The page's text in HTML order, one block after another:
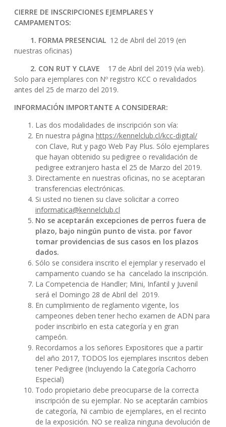
CIERRE DE INSCRIPCIONES EJEMPLARES Y
CAMPAMENTOS:
1. FORMA PRESENCIAL 12 de Abril del 2019 (en
nuestras oficinas)
2. CON RUT Y CLAVE
17 de Abril del 2019 (vía web).
Solo para ejemplares con Nº registro KCC o revalidados
antes del 25 de marzo del 2019.
INFORMACIÓN IMPORTANTE A CONSIDERAR:
Las dos modalidades de inscripción son vía:
En nuestra página https://kennelclub.cl/kcc-digital/
con Clave, Rut y pago Web Pay Plus. Sólo ejemplares
que hayan obtenido su pedigree o revalidación de
pedigree extranjero hasta el 25 de Marzo del 2019.
Directamente en nuestras oficinas, no se aceptaran
transferencias electrónicas.
Si usted no tienen su clave solicitar a correo
informatica@kennelclub.cl
No se aceptarán excepciones de perros fuera de
plazo, bajo ningún punto de vista. por favor
tomar providencias de sus casos en los plazos
dados.
Sólo se considera inscrito el ejemplar y reservado el
campamento cuando se ha cancelado la inscripción.
La Competencia de Handler; Mini, Infantil y Juvenil
será el Domingo 28 de Abril del 2019.
En cumplimiento de reglamento vigente, los
campeones deben tener hecho examen de ADN para
poder inscribirlo en esta categoría y en gran
campeón.
Recordamos a los señores Expositores que a partir
del año 2017, TODOS los ejemplares inscritos deben
tener Pedigree (Incluyendo la Categoría Cachorro
Especial)
Todo propietario debe preocuparse de la correcta
inscripción de su ejemplar. No se aceptarán cambios
de categoría, Ni cambio de ejemplares, en el recinto
de la exposición. NO se realiza ninguna devolución de